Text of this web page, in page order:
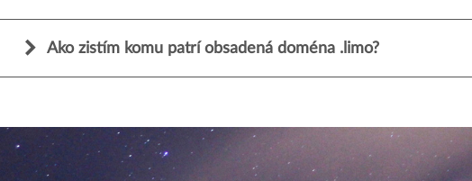
Ako zistím komu patrí obsadená doména .limo?